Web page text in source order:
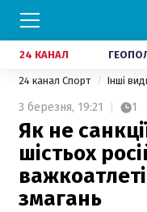
24 КАНАЛ
24 канал Спорт Інші
3 березня, 19:21 1
Як не
шістьох
змагань